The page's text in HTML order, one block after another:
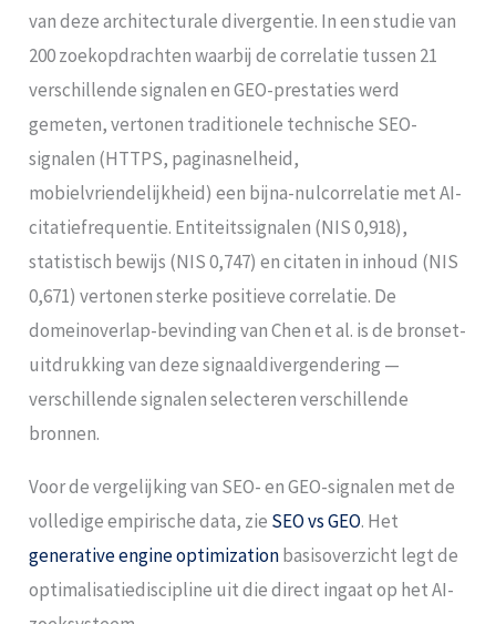
van deze architecturale divergentie. In een studie van
200 zoekopdrachten waarbij de correlatie tussen 21
verschillende signalen en GEO-prestaties werd
gemeten, vertonen traditionele technische SEO-
signalen (HTTPS, paginasnelheid,
mobielvriendelijkheid) een bijna-nulcorrelatie met AI-
citatiefrequentie. Entiteitssignalen (NIS 0,918),
statistisch bewijs (NIS 0,747) en citaten in inhoud (NIS
0,671) vertonen sterke positieve correlatie. De
domeinoverlap-bevinding van Chen et al. is de bronset-
uitdrukking van deze signaaldivergendering —
verschillende signalen selecteren verschillende
bronnen.
Voor de vergelijking van SEO- en GEO-signalen met de
volledige empirische data, zie SEO vs GEO. Het
generative engine optimizationbasisoverzicht legt de
optimalisatiediscipline uit die direct ingaat op het AI-